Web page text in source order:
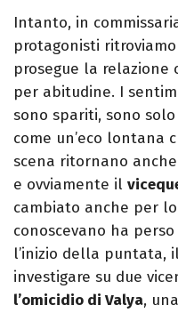
Intanto, in
protagonisti ritroviamo
prosegue la relazione
per abitudine. I
sono spariti, sono
come un’eco lontana
scena ritornano anche
e ovviamente il
cambiato anche per
conoscevano ha
l’inizio della puntata,
investigare su due
l’omicidio di Valya,